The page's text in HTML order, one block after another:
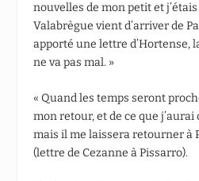
nouvelles de mon petit et
Valabrègue vient d’arriver de
apporté une lettre d’Hortense,
ne va pas mal. »
« Quand les temps seront
mon retour, et de ce que
mais il me laissera retourner à
(lettre de Cezanne à Pissarro).